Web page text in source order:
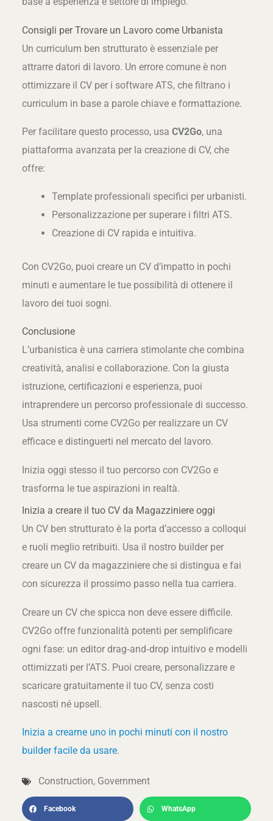
Consigli per Trovare un Lavoro come Urbanista
Un curriculum ben strutturato è essenziale per
attrarre datori di lavoro. Un errore comune è non
ottimizzare il CV per i software ATS, che filtrano i
curriculum in base a parole chiave e formattazione.
Per facilitare questo processo, usa CV2Go, una
piattaforma avanzata per la creazione di CV, che
offre:
Template professionali specifici per urbanisti.
Personalizzazione per superare i filtri ATS.
Creazione di CV rapida e intuitiva.
Con CV2Go, puoi creare un CV d’impatto in pochi
minuti e aumentare le tue possibilità di ottenere il
lavoro dei tuoi sogni.
Conclusione
L’urbanistica è una carriera stimolante che combina
creatività, analisi e collaborazione. Con la giusta
istruzione, certificazioni e esperienza, puoi
intraprendere un percorso professionale di successo.
Usa strumenti come CV2Go per realizzare un CV
efficace e distinguerti nel mercato del lavoro.
Inizia oggi stesso il tuo percorso con CV2Go e
trasforma le tue aspirazioni in realtà.
Inizia a creare il tuo CV da Magazziniere oggi
Un CV ben strutturato è la porta d’accesso a colloqui
e ruoli meglio retribuiti. Usa il nostro builder per
creare un CV da magazziniere che si distingua e fai
con sicurezza il prossimo passo nella tua carriera.
Creare un CV che spicca non deve essere difficile.
CV2Go offre funzionalità potenti per semplificare
ogni fase: un editor drag‑and‑drop intuitivo e modelli
ottimizzati per l’ATS. Puoi creare, personalizzare e
scaricare gratuitamente il tuo CV, senza costi
nascosti né upsell.
Inizia a crearne uno in pochi minuti con il nostro
builder facile da usare.
Construction, Government
Facebook WhatsApp